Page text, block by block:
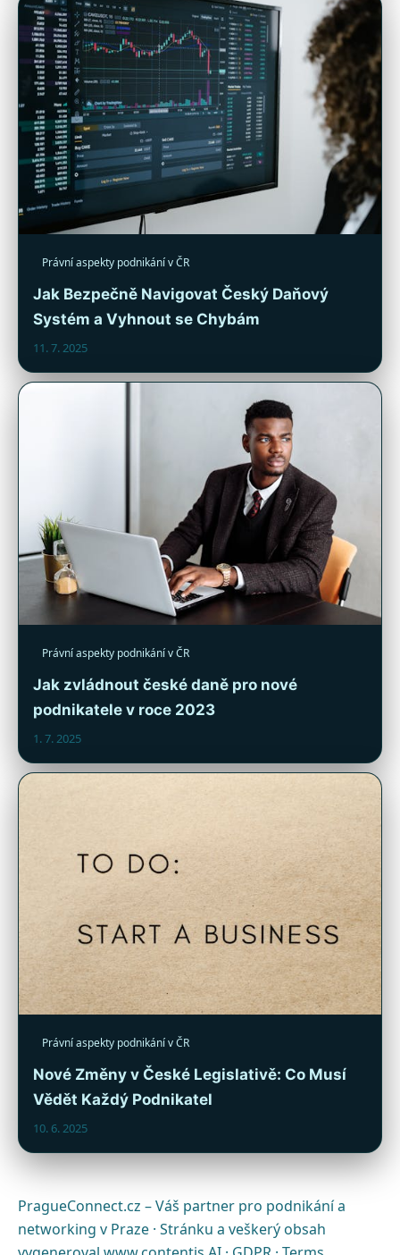
Právní aspekty podnikání v ČR
Jak Bezpečně Navigovat Český Daňový
Systém a Vyhnout se Chybám
11. 7. 2025
Právní aspekty podnikání v ČR
Jak zvládnout české daně pro nové
podnikatele v roce 2023
1. 7. 2025
Právní aspekty podnikání v ČR
Nové Změny v České Legislativě: Co Musí
Vědět Každý Podnikatel
10. 6. 2025
PragueConnect.cz – Váš partner pro podnikání a
networking v Praze · Stránku a veškerý obsah